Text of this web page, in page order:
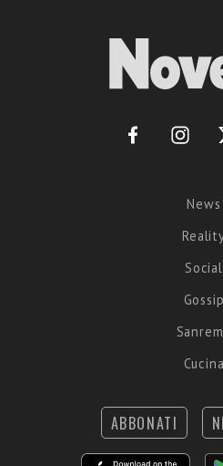
News
Social
Gossip
Cucina
ABBONATI